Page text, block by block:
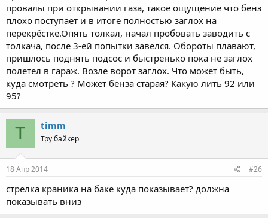
провалы при открывании газа, такое ощущение что бенз
плохо поступает и в итоге полностью заглох на
перекрёстке.Опять толкал, начал пробовать заводить с
толкача, после 3-ей попытки завелся. Обороты плавают,
пришлось поднять подсос и быстренько пока не заглох
полетел в гараж. Возле ворот заглох. Что может быть,
куда смотреть ? Может бенза старая? Какую лить 92 или
95?
T timm
Тру байкер
18 Апр 2014 #26
стрелка краника на баке куда показывает? должна
показывать вниз